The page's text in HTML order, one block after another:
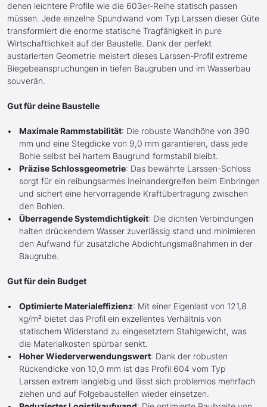
denen leichtere Profile wie die 603er-Reihe statisch passen
müssen. Jede einzelne Spundwand vom Typ Larssen dieser Güte
transformiert die enorme statische Tragfähigkeit in pure
Wirtschaftlichkeit auf der Baustelle. Dank der perfekt
austarierten Geometrie meistert dieses Larssen-Profil extreme
Biegebeanspruchungen in tiefen Baugruben und im Wasserbau
souverän.
Gut für deine Baustelle
Maximale Rammstabilität: Die robuste Wandhöhe von 390
mm und eine Stegdicke von 9,0 mm garantieren, dass jede
Bohle selbst bei hartem Baugrund formstabil bleibt.
Präzise Schlossgeometrie: Das bewährte Larssen-Schloss
sorgt für ein reibungsarmes Ineinandergreifen beim Einbringen
und sichert eine hervorragende Kraftübertragung zwischen
den Bohlen.
Überragende Systemdichtigkeit: Die dichten Verbindungen
halten drückendem Wasser zuverlässig stand und minimieren
den Aufwand für zusätzliche Abdichtungsmaßnahmen in der
Baugrube.
Gut für dein Budget
Optimierte Materialeffizienz: Mit einer Eigenlast von 121,8
kg/m² bietet das Profil ein exzellentes Verhältnis von
statischem Widerstand zu eingesetztem Stahlgewicht, was
die Materialkosten spürbar senkt.
Hoher Wiederverwendungswert: Dank der robusten
Rückendicke von 10,0 mm ist das Profil 604 vom Typ
Larssen extrem langlebig und lässt sich problemlos mehrfach
ziehen und auf Folgebaustellen wieder einsetzen.